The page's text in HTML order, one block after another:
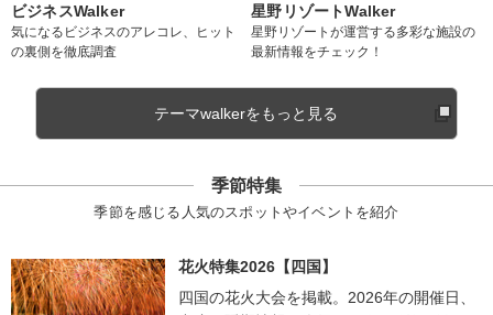
ビジネスWalker
気になるビジネスのアレコレ、ヒット
の裏側を徹底調査
星野リゾートWalker
星野リゾートが運営する多彩な施設の
最新情報をチェック！
テーマwalkerをもっと見る
季節特集
季節を感じる人気のスポットやイベントを紹介
花火特集2026【四国】
四国の花火大会を掲載。2026年の開催日、